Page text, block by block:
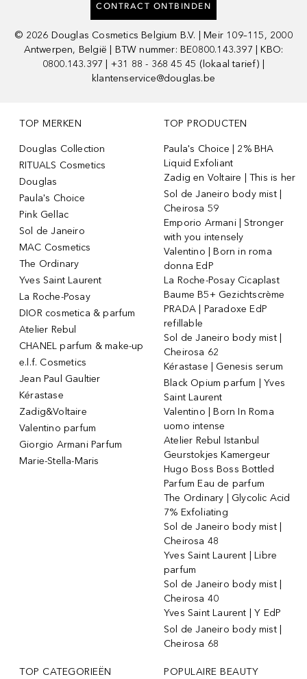
CONTRACT ONTBINDEN
© 2026 Douglas Cosmetics Belgium B.V. | Meir 109–115, 2000
Antwerpen, België | BTW nummer: BE0800.143.397 | KBO:
0800.143.397 | +31 88 - 368 45 45 (lokaal tarief) |
klantenservice@douglas.be
TOP MERKEN
Douglas Collection
RITUALS Cosmetics
Douglas
Paula's Choice
Pink Gellac
Sol de Janeiro
MAC Cosmetics
The Ordinary
Yves Saint Laurent
La Roche-Posay
DIOR cosmetica & parfum
Atelier Rebul
CHANEL parfum & make-up
e.l.f. Cosmetics
Jean Paul Gaultier
Kérastase
Zadig&Voltaire
Valentino parfum
Giorgio Armani Parfum
Marie-Stella-Maris
TOP PRODUCTEN
Paula's Choice | 2% BHA
Liquid Exfoliant
Zadig en Voltaire | This is her
Sol de Janeiro body mist |
Cheirosa 59
Emporio Armani | Stronger
with you intensely
Valentino | Born in roma
donna EdP
La Roche-Posay Cicaplast
Baume B5+ Gezichtscrème
PRADA | Paradoxe EdP
refillable
Sol de Janeiro body mist |
Cheirosa 62
Kérastase | Genesis serum
Black Opium parfum | Yves
Saint Laurent
Valentino | Born In Roma
uomo intense
Atelier Rebul Istanbul
Geurstokjes Kamergeur
Hugo Boss Boss Bottled
Parfum Eau de parfum
The Ordinary | Glycolic Acid
7% Exfoliating
Sol de Janeiro body mist |
Cheirosa 48
Yves Saint Laurent | Libre
parfum
Sol de Janeiro body mist |
Cheirosa 40
Yves Saint Laurent | Y EdP
Sol de Janeiro body mist |
Cheirosa 68
TOP CATEGORIEËN
POPULAIRE BEAUTY